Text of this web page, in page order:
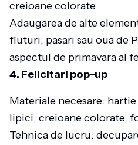
creioane colorate
Adaugarea de alte
fluturi, pasari sau oua de
aspectul de primavara al
4. Felicitari pop-up
Materiale necesare:
lipici, creioane colorate,
Tehnica de lucru: